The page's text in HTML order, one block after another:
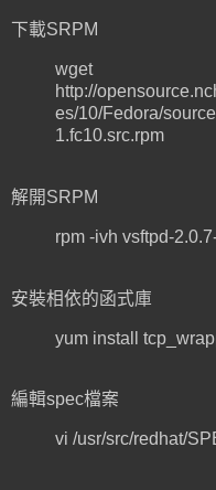
下載SRPM
wget
http://
es/10/Fedora/
1.fc10.src.rpm
解開SRPM
rpm -ivh vsftpd-
安裝相依的函式庫
yum install
編輯spec檔案
vi /usr/src/redhat/